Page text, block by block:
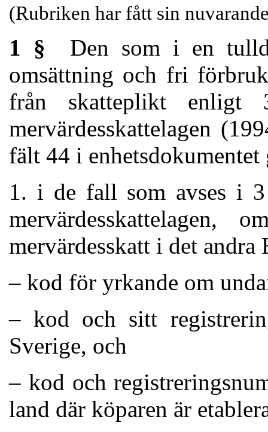
(Rubriken har fått sin
1 § Den som i en
omsättning och fri
från skatteplikt
mervärdesskattelagen
fält 44 i enhetsdokumentet
1. i de fall som avses i
mervärdesskatt i det andra
– kod för yrkande om
– kod och sitt
Sverige, och
– kod och
land där köparen är